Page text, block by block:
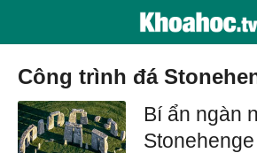
công trình đá
Bí ẩn ngàn